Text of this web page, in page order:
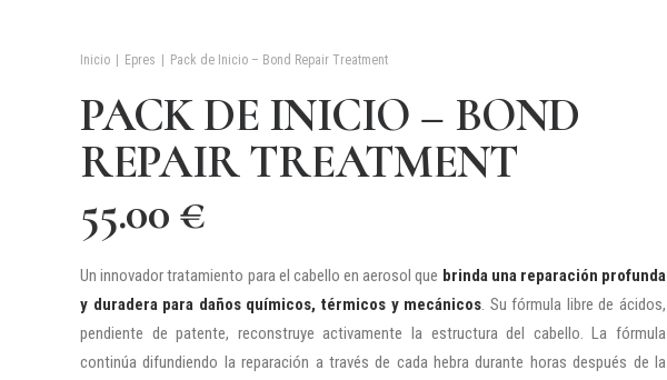
Inicio Epres Pack de Inicio – Bond Repair Treatment
PACK DE INICIO – BOND
REPAIR TREATMENT
55.00€
Un innovador tratamiento para el cabello en aerosol que brinda una reparación profunda
y duradera para daños químicos, térmicos y mecánicos. Su fórmula libre de ácidos,
pendiente de patente, reconstruye activamente la estructura del cabello. La fórmula
continúa difundiendo la reparación a través de cada hebra durante horas después de la